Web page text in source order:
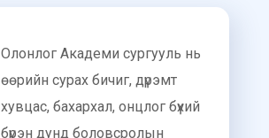
Олонлог Академи сургууль нь
өөрийн сурах бичиг, дүрэмт
хувцас, бахархал, онцлог бүхий
бүрэн дунд боловсролын